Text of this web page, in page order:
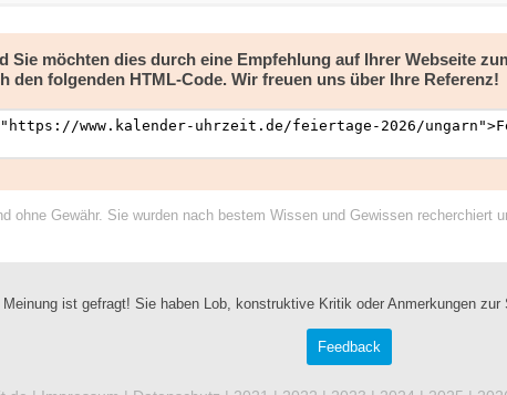
Sie möchten dies durch eine Empfehlung auf Ihrer Webseite
den folgenden HTML-Code. Wir freuen uns über Ihre Referenz!
ohne Gewähr. Sie wurden nach bestem Wissen und Gewissen recherchiert
Meinung ist gefragt! Sie haben Lob, konstruktive Kritik oder Anmerkungen
Feedback